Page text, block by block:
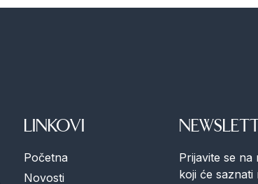
LINKOVI
Početna
Novosti
Prijavite se
koji će saznati